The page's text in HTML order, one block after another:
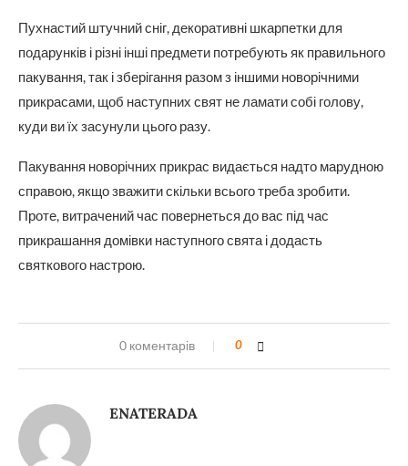
Пухнастий штучний сніг, декоративні шкарпетки для
подарунків і різні інші предмети потребують як правильного
пакування, так і зберігання разом з іншими новорічними
прикрасами, щоб наступних свят не ламати собі голову,
куди ви їх засунули цього разу.
Пакування новорічних прикрас видається надто марудною
справою, якщо зважити скільки всього треба зробити.
Проте, витрачений час повернеться до вас під час
прикрашання домівки наступного свята і додасть
святкового настрою.
0 коментарів 0
ENATERADA